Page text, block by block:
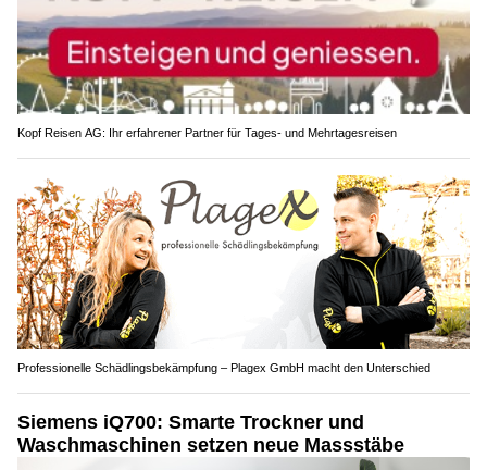
Kopf Reisen AG: Ihr erfahrener Partner für Tages- und Mehrtagesreisen
Professionelle Schädlingsbekämpfung – Plagex GmbH macht den Unterschied
Siemens iQ700: Smarte Trockner und
Waschmaschinen setzen neue Massstäbe